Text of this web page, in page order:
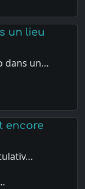
un lieu
dans un…
encore